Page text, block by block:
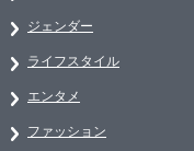
ジェンダー
ライフスタイル
エンタメ
ファッション